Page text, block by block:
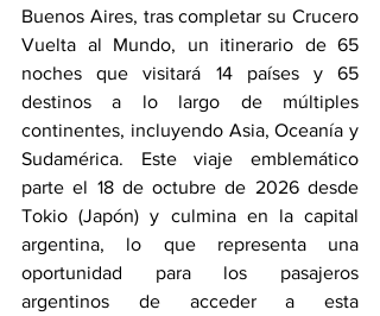
Buenos Aires, tras completar su Crucero
Vuelta al Mundo, un itinerario de 65
noches que visitará 14 países y 65
destinos a lo largo de múltiples
continentes, incluyendo Asia, Oceanía y
Sudamérica. Este viaje emblemático
parte el 18 de octubre de 2026 desde
Tokio (Japón) y culmina en la capital
argentina, lo que representa una
oportunidad para los pasajeros
argentinos de acceder a esta